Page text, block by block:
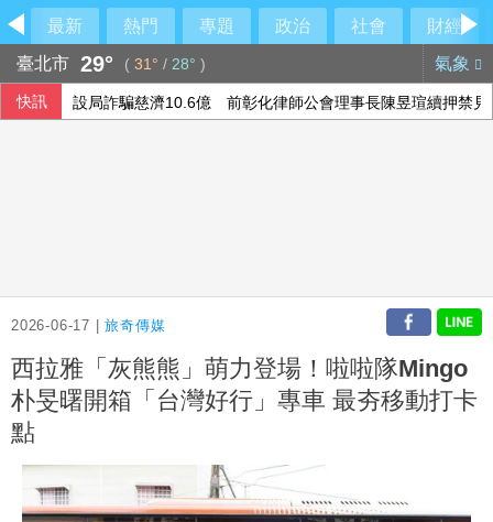
最新 熱門 專題 政治 社會
財經
臺北市 29° ( 31° / 28° ) 氣象
快訊 設局詐騙慈濟10.6億 前彰化律師公會理事長陳昱瑄續押禁見
2026-06-17 |旅奇傳媒
西拉雅「灰熊熊」萌力登場！啦啦隊Mingo
朴旻曙開箱「台灣好行」專車 最夯移動打卡
點